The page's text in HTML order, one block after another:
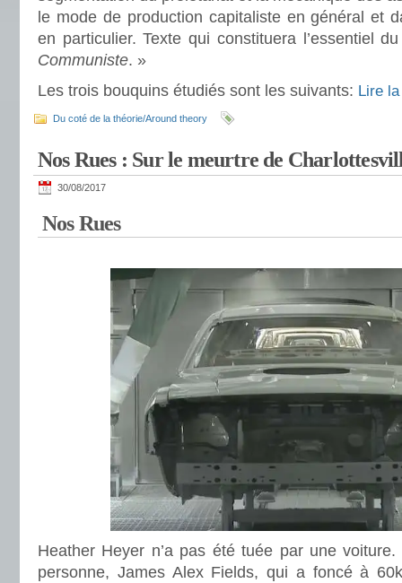
le mode de production capitaliste en général et
en particulier. Texte qui constituera l’essentiel
Communiste. »
Les trois bouquins étudiés sont les suivants: Lire
Du coté de la théorie/Around theory
Nos Rues : Sur le meurtre de
30/08/2017
Nos Rues
Heather Heyer n’a pas été tuée par une
personne, James Alex Fields, qui a foncé à